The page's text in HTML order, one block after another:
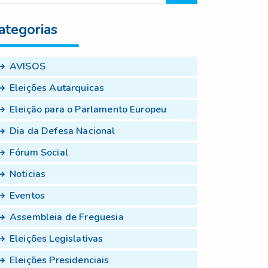
AVISOS
Eleições Autarquicas
Eleição para o Parlamento Europeu
Dia da Defesa Nacional
Fórum Social
Noticias
Eventos
Assembleia de Freguesia
Eleições Legislativas
Eleições Presidenciais